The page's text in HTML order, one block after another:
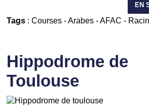
EN
Tags: Courses- Arabes- AFAC -
Hippodrome de
Toulouse